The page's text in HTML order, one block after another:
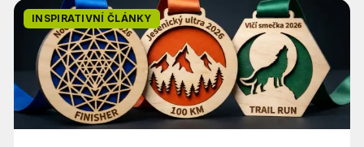
INSPIRATIVNÍ ČLÁNKY